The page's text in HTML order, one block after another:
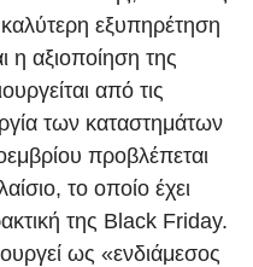
καλύτερη εξυπηρέτηση
η αξιοποίηση της
από τις
των καταστημάτων
προβλέπεται
το οποίο έχει
της Black Friday.
ως «ενδιάμεσος